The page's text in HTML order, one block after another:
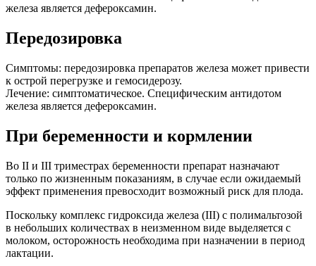
железа является дефероксамин.
Передозировка
Симптомы: передозировка препаратов железа может привести
к острой перегрузке и гемосидерозу.
Лечение: симптоматическое. Специфическим антидотом
железа является дефероксамин.
При беременности и кормлении
Во II и III триместрах беременности препарат назначают
только по жизненным показаниям, в случае если ожидаемый
эффект применения превосходит возможный риск для плода.
Поскольку комплекс гидроксида железа (III) с полимальтозой
в небольших количествах в неизменном виде выделяется с
молоком, осторожность необходима при назначении в период
лактации.